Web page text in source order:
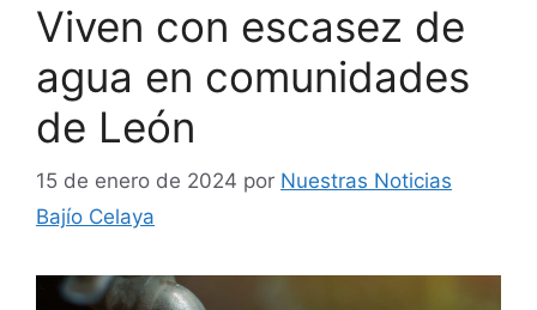
Viven con escasez de
agua en comunidades
de León
15 de enero de 2024 por Nuestras Noticias
Bajío Celaya